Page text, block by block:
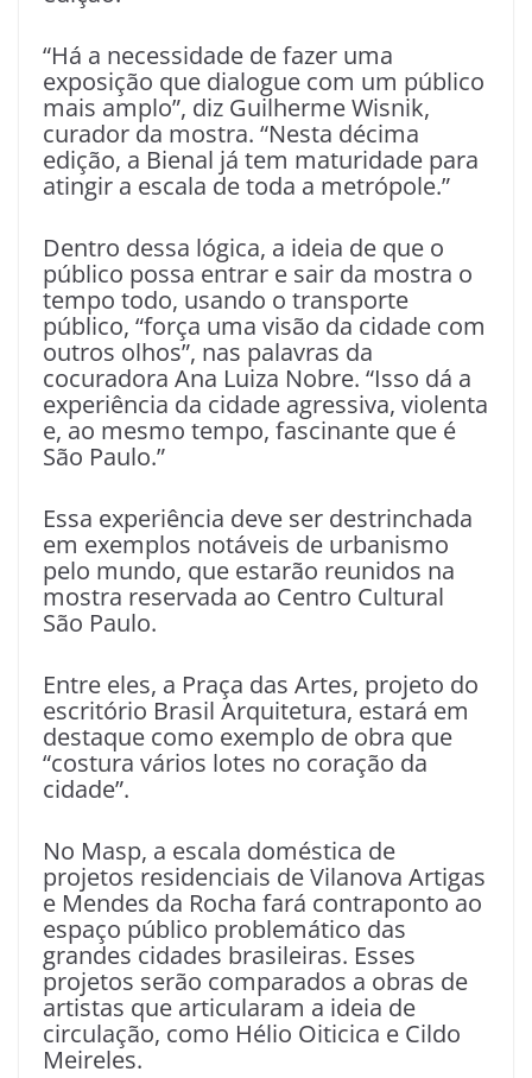
“Há a necessidade de fazer uma
exposição que dialogue com um público
mais amplo”, diz Guilherme Wisnik,
curador da mostra. “Nesta décima
edição, a Bienal já tem maturidade para
atingir a escala de toda a metrópole.”
Dentro dessa lógica, a ideia de que o
público possa entrar e sair da mostra o
tempo todo, usando o transporte
público, “força uma visão da cidade com
outros olhos”, nas palavras da
cocuradora Ana Luiza Nobre. “Isso dá a
experiência da cidade agressiva, violenta
e, ao mesmo tempo, fascinante que é
São Paulo.”
Essa experiência deve ser destrinchada
em exemplos notáveis de urbanismo
pelo mundo, que estarão reunidos na
mostra reservada ao Centro Cultural
São Paulo.
Entre eles, a Praça das Artes, projeto do
escritório Brasil Arquitetura, estará em
destaque como exemplo de obra que
“costura vários lotes no coração da
cidade”.
No Masp, a escala doméstica de
projetos residenciais de Vilanova Artigas
e Mendes da Rocha fará contraponto ao
espaço público problemático das
grandes cidades brasileiras. Esses
projetos serão comparados a obras de
artistas que articularam a ideia de
circulação, como Hélio Oiticica e Cildo
Meireles.